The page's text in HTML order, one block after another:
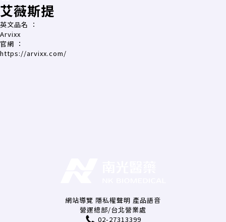
艾薇斯提
英文品名
：
Arvixx
官網 ：
https://arvixx.com/
網站導覽 隱私權聲明 產品語音
營運總部/台北營業處
02-27313399